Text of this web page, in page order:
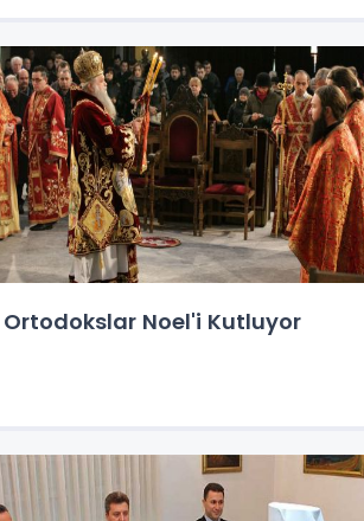
Ortodokslar Noel'i Kutluyor